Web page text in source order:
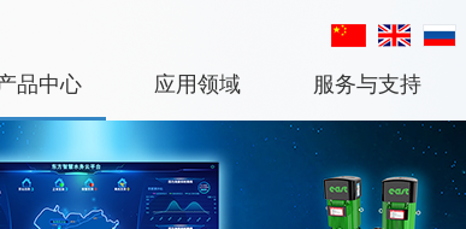
品中心 应用领域 服务与支持